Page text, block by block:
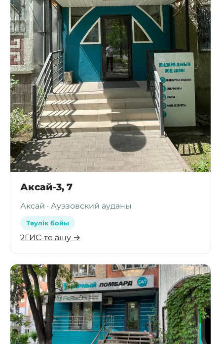
Аксай-3, 7
Аксай · Ауэзовский ауданы
Тәулік бойы
2ГИС-те ашу →